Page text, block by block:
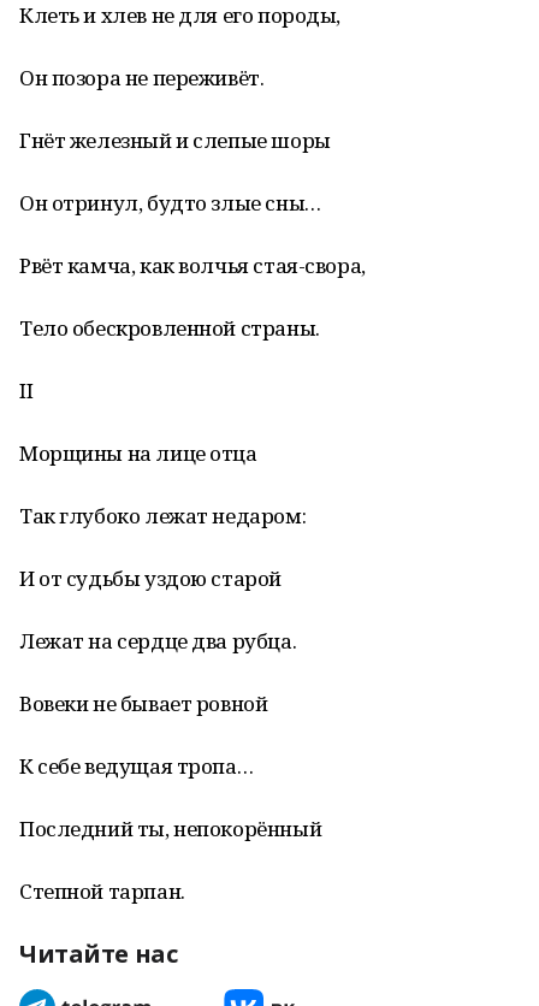
Клеть и хлев не для его породы,
Он позора не переживёт.
Гнёт железный и слепые шоры
Он отринул, будто злые сны…
Рвёт камча, как волчья стая-свора,
Тело обескровленной страны.
II
Морщины на лице отца
Так глубоко лежат недаром:
И от судьбы уздою старой
Лежат на сердце два рубца.
Вовеки не бывает ровной
К себе ведущая тропа…
Последний ты, непокорённый
Степной тарпан.
Читайте нас